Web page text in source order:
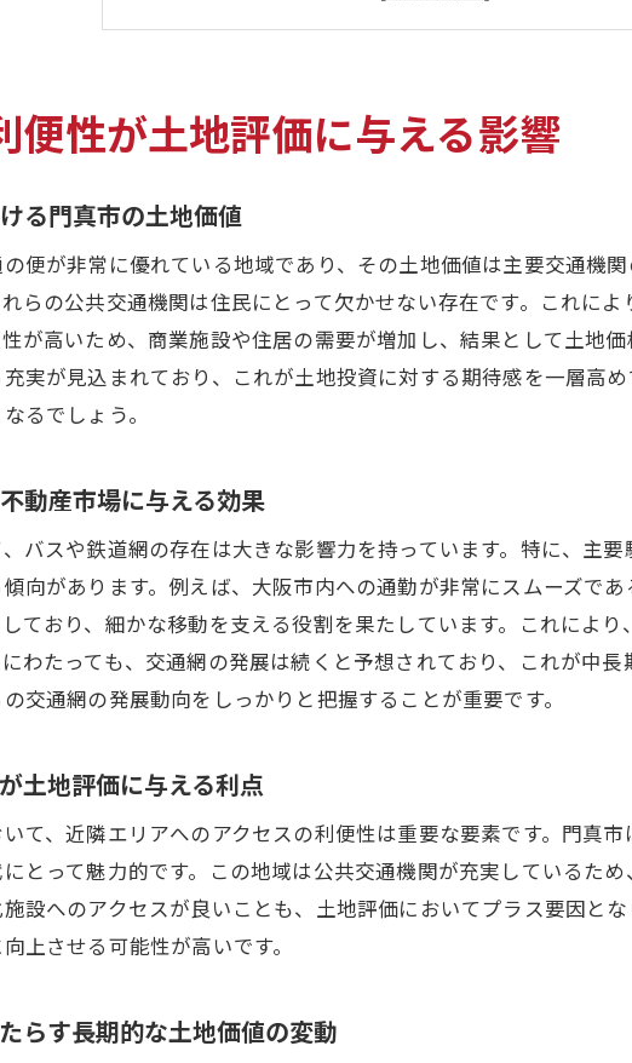
交通インフラの整備がもたらす長期的な土
新規交通路線の開通が土地投資に与える可能
大阪府門真市での商業施設の充実度を活かす土地
近隣ショッピングモールの影響力を活用した
商業エリアの拡大が不動産投資を後押しす
消費者トレンドと商業施設の関連性を土地評
地元ビジネスの成長が土地価値に及ぼす影響
不動産市場の動向を捉えるための情報収集法
経済指標が示す門真市の土地投資チャンス
市場予測を活用して投資リスクを軽減する
専門家の意見を活かした投資戦略設計
地元市場の変化を追うリアルタイム分析の
投資判断に役立つ市場データの見方
地域特性を理解し土地評価に反映する方法
地域文化が土地価格に与える影響の分析
環境要因が不動産市場に及ぼす役割
地域住民のニーズを取り入れた投資戦略
地元の魅力を高めるための土地活用法
門真市の土地評価を深掘りする投資家向けガイド
便性が土地評価に与える影響
る門真市の土地価値
便が非常に優れている地域であり、その土地価値は主要交通機
らの公共交通機関は住民にとって欠かせない存在です。これに
が高いため、商業施設や住居の需要が増加し、結果として土地
実が見込まれており、これが土地投資に対する期待感を一層高
るでしょう。
動産市場に与える効果
バスや鉄道網の存在は大きな影響力を持っています。特に、主
向があります。例えば、大阪市内への通勤が非常にスムーズで
ており、細かな移動を支える役割を果たしています。これによ
わたっても、交通網の発展は続くと予想されており、これが中
交通網の発展動向をしっかりと把握することが重要です。
土地評価に与える利点
て、近隣エリアへのアクセスの利便性は重要な要素です。門真
とって魅力的です。この地域は公共交通機関が充実しているた
設へのアクセスが良いことも、土地評価においてプラス要因と
上させる可能性が高いです。
らす長期的な土地価値の変動